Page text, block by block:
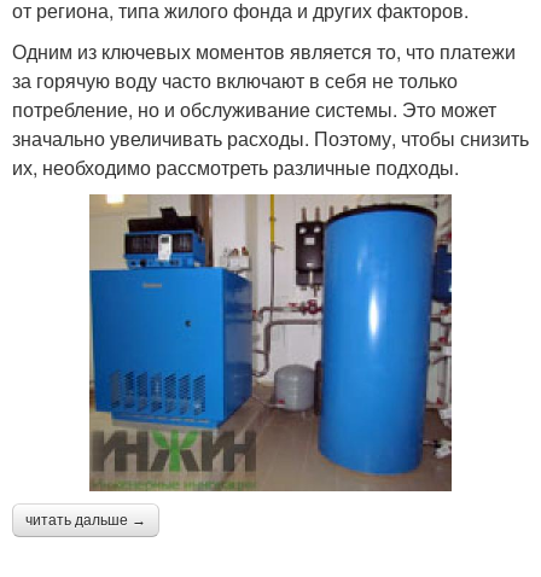
от региона, типа жилого фонда и других факторов.
Одним из ключевых моментов является то, что платежи
за горячую воду часто включают в себя не только
потребление, но и обслуживание системы. Это может
значально увеличивать расходы. Поэтому, чтобы снизить
их, необходимо рассмотреть различные подходы.
читать дальше →